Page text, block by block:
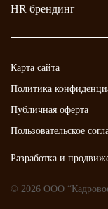
HR брендинг
Разработка и
Карта сайта
Политика
Публичная оферта
Пользовательское
© 2026 ООО